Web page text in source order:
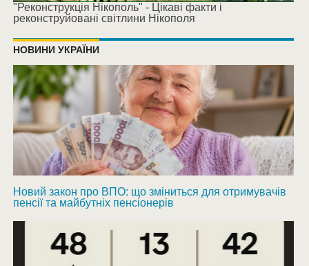
"Реконструкція Нікополь" - Цікаві факти і
реконструйовані світлини Нікополя
НОВИНИ УКРАЇНИ
Новий закон про ВПО: що зміниться для отримувачів
пенсії та майбутніх пенсіонерів